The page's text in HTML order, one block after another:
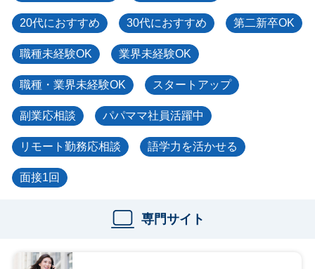
20代におすすめ 30代におすすめ 第二新卒OK
職種未経験OK 業界未経験OK
職種・業界未経験OK スタートアップ
副業応相談 パパママ社員活躍中
リモート勤務応相談 語学力を活かせる
面接1回
専門サイト